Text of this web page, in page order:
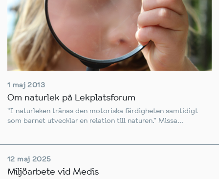
1 maj 2013
Om naturlek på Lekplatsforum
”I naturleken tränas den motoriska färdigheten samtidigt
som barnet utvecklar en relation till naturen.” Missa...
12 maj 2025
Miljöarbete vid Medis